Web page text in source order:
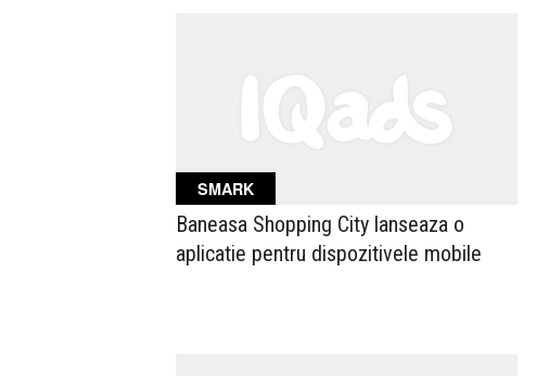
SMARK
Baneasa Shopping City lanseaza o
aplicatie pentru dispozitivele mobile